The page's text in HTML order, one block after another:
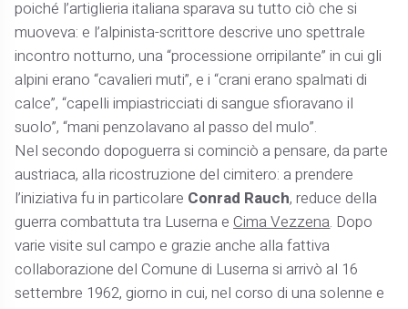
poiché l’artiglieria italiana sparava su tutto ciò che si
muoveva: e l’alpinista-scrittore descrive uno spettrale
incontro notturno, una “processione orripilante” in cui gli
alpini erano “cavalieri muti”, e i “crani erano spalmati di
calce”, “capelli impiastricciati di sangue sfioravano il
suolo”, “mani penzolavano al passo del mulo”.
Nel secondo dopoguerra si cominciò a pensare, da parte
austriaca, alla ricostruzione del cimitero: a prendere
l’iniziativa fu in particolare Conrad Rauch, reduce della
guerra combattuta tra Luserna eCima Vezzena. Dopo
varie visite sul campo e grazie anche alla fattiva
collaborazione del Comune di Luserna si arrivò al 16
settembre 1962, giorno in cui, nel corso di una solenne e